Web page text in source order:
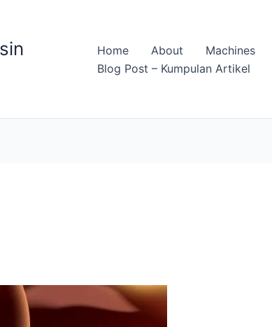
Home About Machines
Blog Post – Kumpulan Artikel